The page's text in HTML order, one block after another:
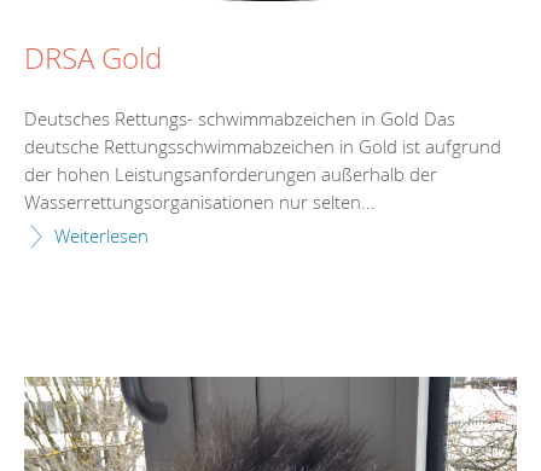
DRSA Gold
Deutsches Rettungs- schwimmabzeichen in Gold Das
deutsche Rettungsschwimmabzeichen in Gold ist aufgrund
der hohen Leistungsanforderungen außerhalb der
Wasserrettungsorganisationen nur selten...
Weiterlesen